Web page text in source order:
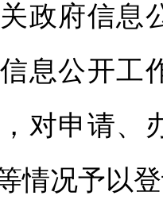
政府信息
息公开工
对申请、
情况予以